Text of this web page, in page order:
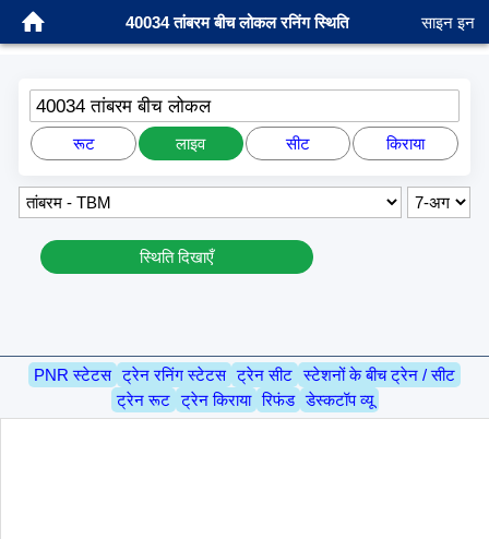
40034 तांबरम बीच लोकल रनिंग स्थिति साइन इन
40034 तांबरम बीच लोकल
रूट लाइव सीट किराया
स्थिति दिखाएँ
PNR स्टेटस ट्रेन रनिंग स्टेटस ट्रेन सीट स्टेशनों के बीच ट्रेन / सीट
ट्रेन रूट ट्रेन किराया रिफंड डेस्कटॉप व्यू